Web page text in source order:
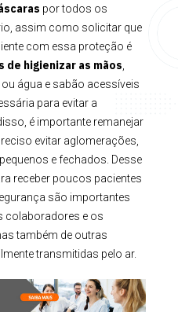
por todos os
assim como solicitar que
com essa proteção é
de higienizar as mãos
água e sabão acessíveis
para evitar a
é importante remanejar
evitar aglomerações,
e fechados. Desse
receber poucos pacientes
são importantes
colaboradores e os
também de outras
transmitidas pelo ar.